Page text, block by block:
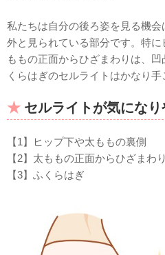
私たちは自分の後ろ姿を見る機
外と見られている部分です。特
ももの正面からひざまわりは、
くらはぎのセルライトはかなり手
セルライトが気にな
【1】ヒップ下や太ももの裏側
【2】太ももの正面からひざまわり
【3】ふくらはぎ